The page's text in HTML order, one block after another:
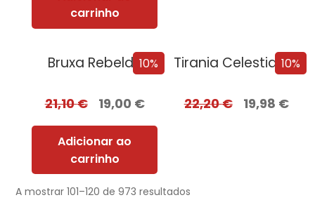
carrinho
10%
Bruxa Rebelde
21,10€ 19,00 €
Adicionar ao
carrinho
10%
Tirania Celestial + Oferta GILD
22,20€ 19,98 €
A mostrar 101–120 de 973 resultados